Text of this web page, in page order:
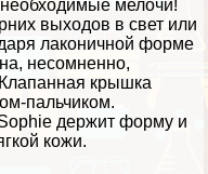
необходимые мелочи!
выходов в свет или
лаконичной форме
несомненно,
крышка
пальчиком.
держит форму и
кожи.